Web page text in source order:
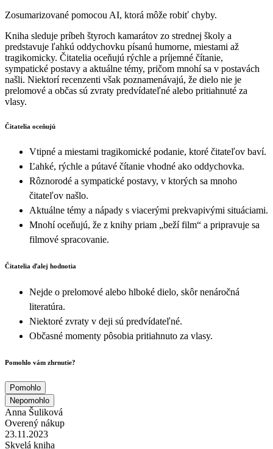
Zosumarizované pomocou AI, ktorá môže robiť chyby.
Kniha sleduje príbeh štyroch kamarátov zo strednej školy a
predstavuje ľahkú oddychovku písanú humorne, miestami až
tragikomicky. Čitatelia oceňujú rýchle a príjemné čítanie,
sympatické postavy a aktuálne témy, pričom mnohí sa v postavách
našli. Niektorí recenzenti však poznamenávajú, že dielo nie je
prelomové a občas sú zvraty predvídateľné alebo pritiahnuté za
vlasy.
Čitatelia oceňujú
Vtipné a miestami tragikomické podanie, ktoré čitateľov baví.
Ľahké, rýchle a pútavé čítanie vhodné ako oddychovka.
Rôznorodé a sympatické postavy, v ktorých sa mnoho
čitateľov našlo.
Aktuálne témy a nápady s viacerými prekvapivými situáciami.
Mnohí oceňujú, že z knihy priam „beží film“ a pripravuje sa
filmové spracovanie.
Čitatelia ďalej hodnotia
Nejde o prelomové alebo hlboké dielo, skôr nenáročná
literatúra.
Niektoré zvraty v deji sú predvídateľné.
Občasné momenty pôsobia pritiahnuto za vlasy.
Pomohlo vám zhrnutie?
Pomohlo
Nepomohlo
Anna Šuliková
Overený nákup
23.11.2023
Skvelá kniha